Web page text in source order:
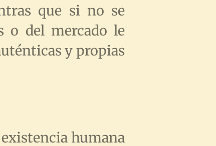
que si no se
o del mercado le
y propias
humana